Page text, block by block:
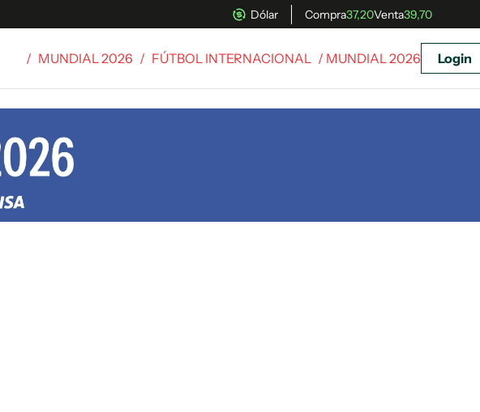
Dólar Compra37,20Venta39,70
/ MUNDIAL 2026 / FÚTBOL INTERNACIONAL / MUNDIAL 2026 Login